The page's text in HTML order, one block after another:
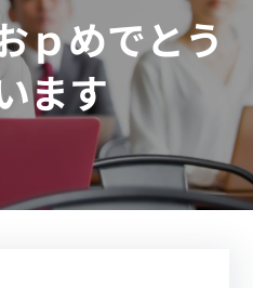
ｐめでとう
ます